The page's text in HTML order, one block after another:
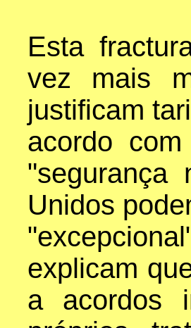
Esta
vez mais
justificam
acordo
"segurança
Unidos
explicam
a acordos